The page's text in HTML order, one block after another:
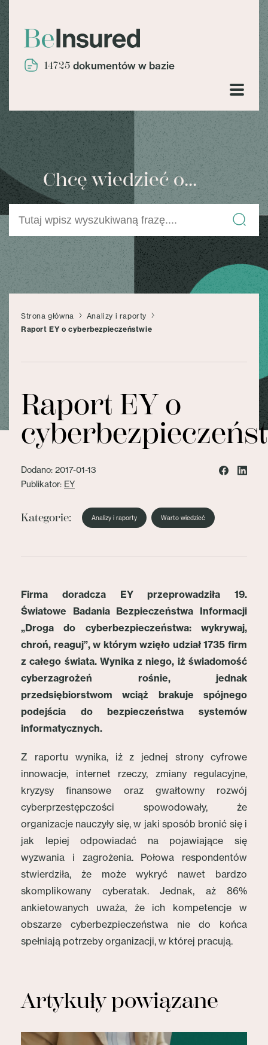
14725 dokumentów w bazie
Chcę wiedzieć o...
Strona główna
Analizy i raporty
Raport EY o cyberbezpieczeństwie
Raport EY o
Dodano: 2017-01-13
Publikator: EY
Kategorie: Analizy i raporty Warto wiedzieć
Firma doradcza EY przeprowadziła 19.
Światowe Badania Bezpieczeństwa Informacji
„Droga do cyberbezpieczeństwa: wykrywaj,
chroń, reaguj”, w którym wzięło udział 1735 firm
z całego świata. Wynika z niego, iż świadomość
cyberzagrożeń rośnie, jednak
przedsiębiorstwom wciąż brakuje spójnego
podejścia do bezpieczeństwa systemów
informatycznych.
Z raportu wynika, iż z jednej strony cyfrowe
innowacje, internet rzeczy, zmiany regulacyjne,
kryzysy finansowe oraz gwałtowny rozwój
cyberprzestępczości spowodowały, że
organizacje nauczyły się, w jaki sposób bronić się i
jak lepiej odpowiadać na pojawiające się
wyzwania i zagrożenia. Połowa respondentów
stwierdziła, że może wykryć nawet bardzo
skomplikowany cyberatak. Jednak, aż 86%
ankietowanych uważa, że ich kompetencje w
obszarze cyberbezpieczeństwa nie do końca
spełniają potrzeby organizacji, w której pracują.
Artykuły powiązane